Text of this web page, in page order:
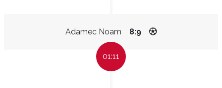
Adamec Noam 8:9
01:11